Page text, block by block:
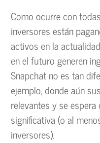
Como ocurre con
inversores están
activos en la
en el futuro generen
Snapchat no es tan
ejemplo, donde aún
relevantes y se
significativa (o al
inversores).